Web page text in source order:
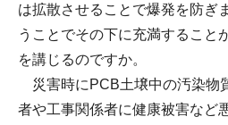
は拡散させることで爆発を防ぎ
うことでその下に充満すること
を講じるのですか。
災害時にPCB土壌中の汚染物
者や工事関係者に健康被害など